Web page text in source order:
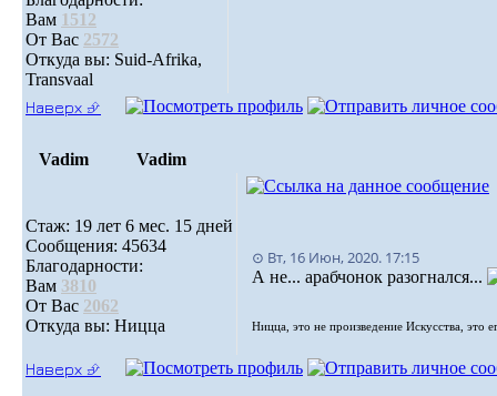
Вам 1512
От Вас 2572
Откуда вы: Suid-Afrika,
Transvaal
Наверх ⮵
Vadim Vadim
Стаж: 19 лет 6 мес. 15 дней
Сообщения: 45634
Благодарности:
Вам 3810
От Вас 2062
Откуда вы: Ницца
⊙ Вт, 16 Июн, 2020. 17:15
А не... арабчонок разогнался...
Ницца, это не произведение Искусства, это
Наверх ⮵